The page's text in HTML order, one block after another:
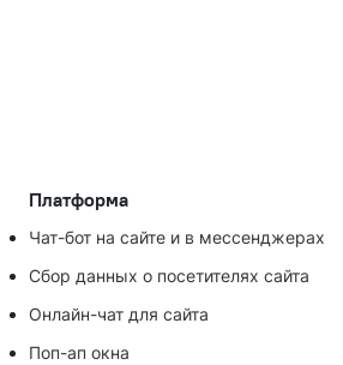
Платформа
Чат-бот на сайте и в мессенджерах
Сбор данных о посетителях сайта
Онлайн-чат для сайта
Поп-ап окна